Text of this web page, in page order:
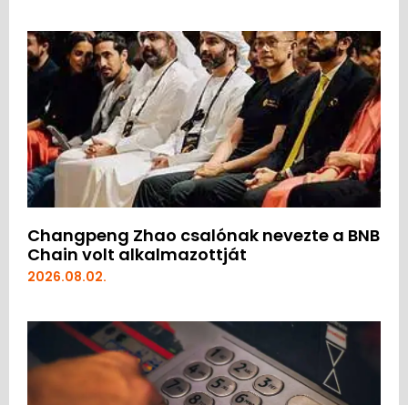
Changpeng Zhao csalónak nevezte a BNB
Chain volt alkalmazottját
2026.08.02.